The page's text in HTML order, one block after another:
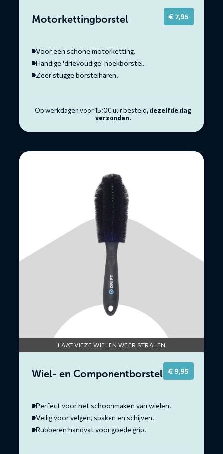
Motorkettingborstel € 7,95
Voor een schone motorketting.
Handige 'drievoudige' hoekborstel.
Zeer stugge borstelharen.
Op werkdagen voor 15:00 uur besteld, dezelfde dag
verzonden.
Lees
LAAT VIEZE WIELEN WEER STRALEN
Wiel- en Componentborstel € 9,95
Perfect voor het schoonmaken van wielen.
Veilig voor velgen, spaken en schijven.
Rubberen handvat voor goede grip.